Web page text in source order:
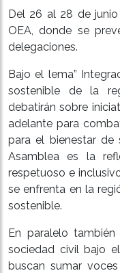
Del 26 al 28 de
OEA, donde se
delegaciones.
Bajo el lema”
sostenible de la
debatirán sobre
adelante para
para el bienestar de
Asamblea es la
respetuoso e
se enfrenta en la
sostenible.
En paralelo
sociedad civil bajo
buscan sumar